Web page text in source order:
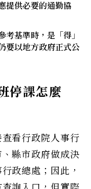
提供必要的通勤協
考基準時，是「得」
要以地方政府正式公
停課怎麼
看行政院人事行
縣市政府做成決
政總處；因此，